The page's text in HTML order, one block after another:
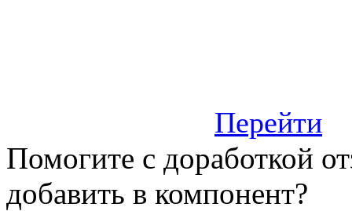
Перейти
Помогите с доработкой
добавить в компонент?